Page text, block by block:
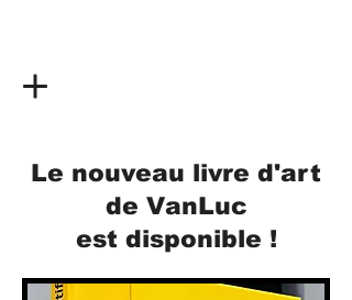
Le nouveau livre d'art
de VanLuc
est disponible !